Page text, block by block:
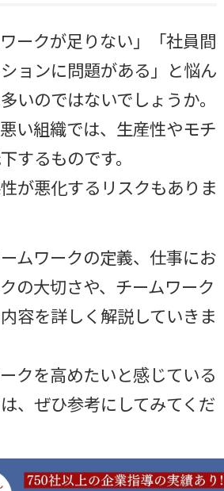
ワークが足りない」「社員間
ョンに問題がある」と悩ん
いのではないでしょうか。
い組織では、生産性やモチ
するものです。
が悪化するリスクもありま
ムワークの定義、仕事にお
の大切さや、チームワーク
容を詳しく解説していきま
クを高めたいと感じている
、ぜひ参考にしてみてくだ